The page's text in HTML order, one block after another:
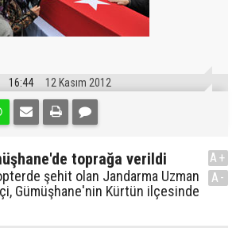
16:44 12 Kasım 2012
toprağa verildi
şehit olan Jandarma Uzman
Gümüşhane'nin Kürtün ilçesinde
A+
A-